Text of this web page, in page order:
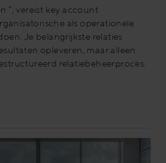
“, vereist key account
als operationele
Je belangrijkste relaties
opleveren, maar alleen
relatiebeheerproces.